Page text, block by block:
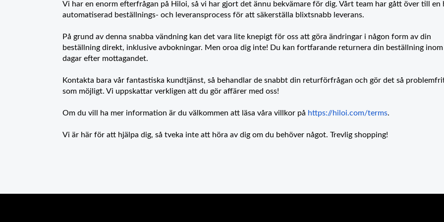
Vi har en enorm efterfrågan på Hiloi, så vi har gjort det ännu bekvämare för dig. Vårt team har gått över till en
automatiserad beställnings- och leveransprocess för att säkerställa blixtsnabb leverans.
På grund av denna snabba vändning kan det vara lite knepigt för oss att göra ändringar i någon form av din
beställning direkt, inklusive avbokningar. Men oroa dig inte! Du kan fortfarande returnera din beställning
dagar efter mottagandet.
Kontakta bara vår fantastiska kundtjänst, så behandlar de snabbt din returförfrågan och gör det så
som möjligt. Vi uppskattar verkligen att du gör affärer med oss!
Om du vill ha mer information är du välkommen att läsa våra villkor på https://hiloi.com/terms.
Vi är här för att hjälpa dig, så tveka inte att höra av dig om du behöver något. Trevlig shopping!